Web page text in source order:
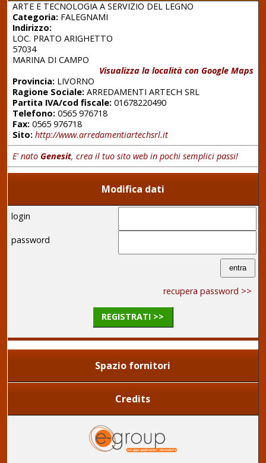
ARTE E TECNOLOGIA A SERVIZIO DEL LEGNO
Categoria:FALEGNAMI
Indirizzo:
LOC. PRATO ARIGHETTO
57034
MARINA DI CAMPO
Visualizza la località con Google Maps
Provincia:LIVORNO
Ragione Sociale:ARREDAMENTI ARTECH SRL
Partita IVA/cod fiscale:01678220490
Telefono:0565 976718
Fax:0565 976718
Sito: http://www.arredamentiartechsrl.it
E' nato Genesit, crea il tuo sito web in pochi semplici passi!
Modifica dati
login
password
recupera password >>
REGISTRATI >>
Spazio fornitori
Credits